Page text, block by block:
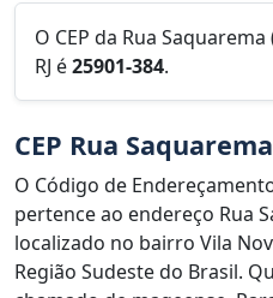
O CEP da Rua
RJ é25901-384.
CEP Rua Saquarema
O Código de
pertence ao endereço Rua
localizado no bairro Vila
Região Sudeste do Brasil.